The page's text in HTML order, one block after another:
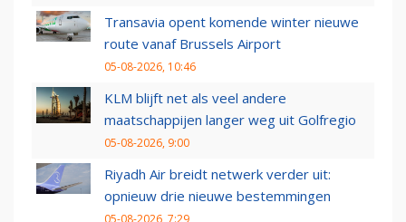
Transavia opent komende winter nieuwe
route vanaf Brussels Airport
05-08-2026, 10:46
KLM blijft net als veel andere
maatschappijen langer weg uit Golfregio
05-08-2026, 9:00
Riyadh Air breidt netwerk verder uit:
opnieuw drie nieuwe bestemmingen